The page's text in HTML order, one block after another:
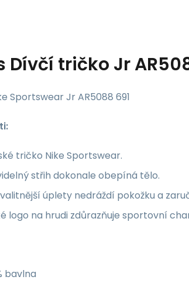
Dívčí tričko Jr
Sportswear Jr AR5088 691
tričko Nike Sportswear.
střih dokonale obepíná tělo.
úplety nedráždí pokožku a
logo na hrudi zdůrazňuje sportovní
bavlna